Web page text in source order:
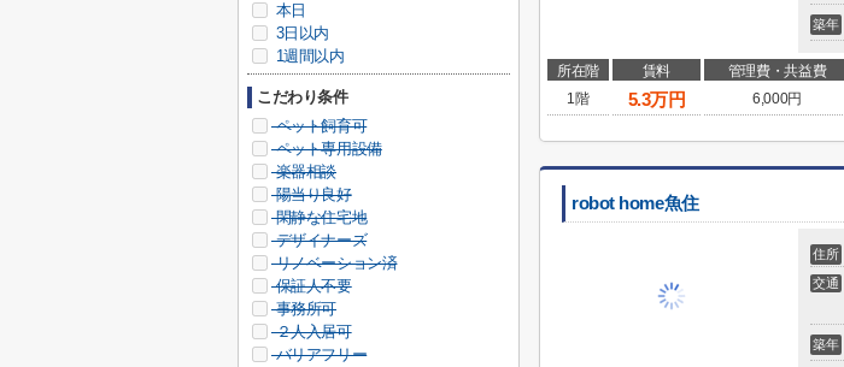
築年
所在階 賃料 管理費・共益費
1階
5.3万円 6,000円
robot home魚住
住所
交通
築年
本日
3日以内
1週間以内
こだわり条件
ペット飼育可
ペット専用設備
楽器相談
陽当り良好
閑静な住宅地
デザイナーズ
リノベーション済
保証人不要
事務所可
２人入居可
バリアフリー